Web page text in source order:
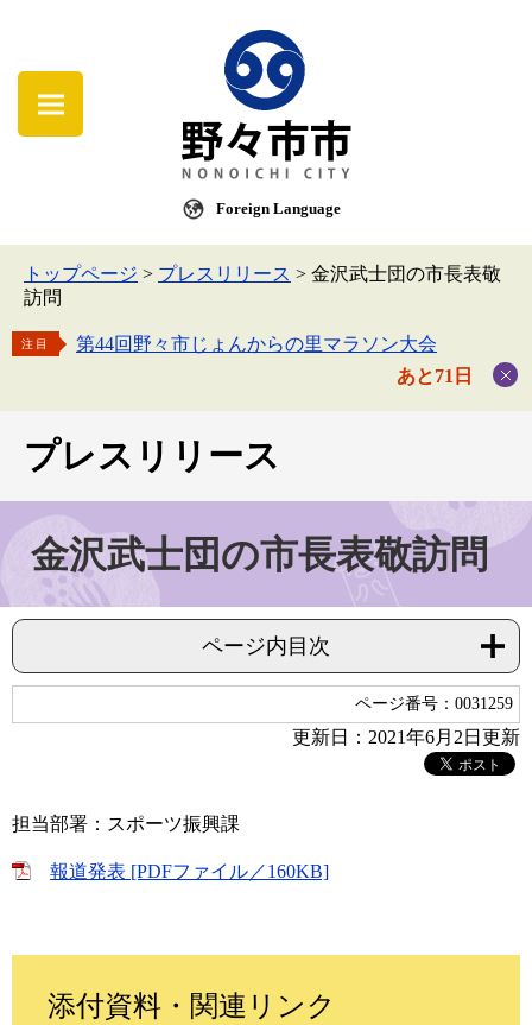
Foreign Language
トップページ > プレスリリース > 金沢武士団の市長表敬
訪問
注目
第44回野々市じょんからの里マラソン大会
あと71日
プレスリリース
金沢武士団の市長表敬訪問
ページ内目次
ページ番号：0031259
更新日：2021年6月2日更新
担当部署：スポーツ振興課
報道発表 [PDFファイル／160KB]
添付資料・関連リンク